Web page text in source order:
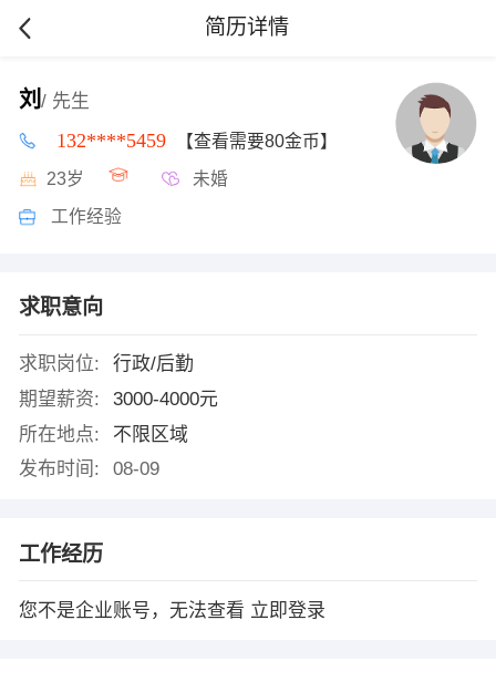
简历详情
刘 / 先生
132****5459 【查看需要80金币】
23岁 未婚
工作经验
求职意向
求职岗位:
行政/后勤
期望薪资:
3000-4000元
所在地点:
不限区域
发布时间:
08-09
工作经历
您不是企业账号，无法查看 立即登录